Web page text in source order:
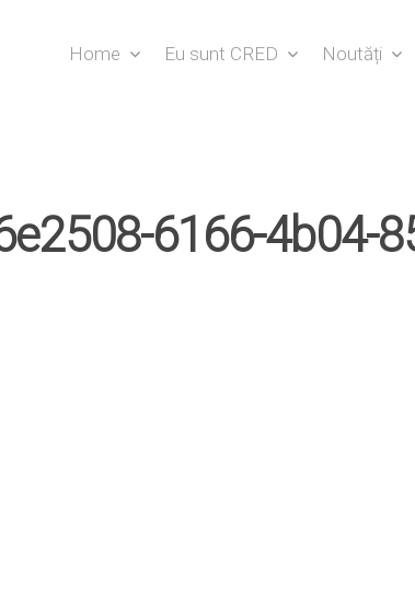
ESC to close
Home Eu sunt CRED Noutăți
6166-4b04-